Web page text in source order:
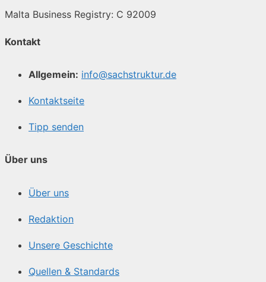
Malta Business Registry: C 92009
Kontakt
Allgemein: info@sachstruktur.de
Kontaktseite
Tipp senden
Über uns
Über uns
Redaktion
Unsere Geschichte
Quellen & Standards